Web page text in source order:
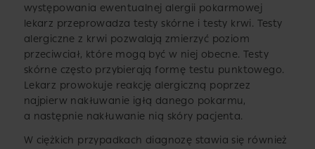
występowania ewentualnej alergii pokarmowej
lekarz przeprowadza testy skórne i testy krwi. Testy
alergiczne z krwi pozwalają zmierzyć poziom
przeciwciał, które mogą być w niej obecne. Testy
skórne często przybierają formę testu punktowego.
Lekarz prowokuje reakcję alergiczną poprzez
najpierw nakłuwanie igłą danego pokarmu,
a następnie nakłuwanie nią skóry pacjenta.
W ciężkich przypadkach diagnozę stawia się również